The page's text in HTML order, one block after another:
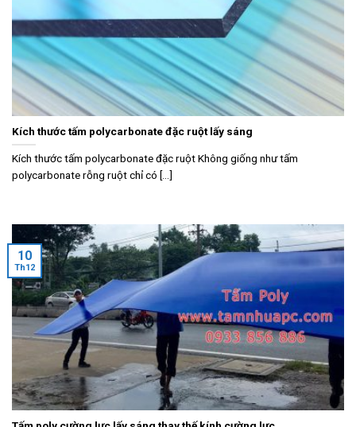
Kích thước tấm polycarbonate đặc ruột lấy sáng
Kích thước tấm polycarbonate đặc ruột Không giống như tấm
polycarbonate rỗng ruột chỉ có [...]
10
Th12